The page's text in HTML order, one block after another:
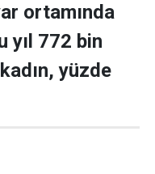
ortamında
yıl 772 bin
yüzde